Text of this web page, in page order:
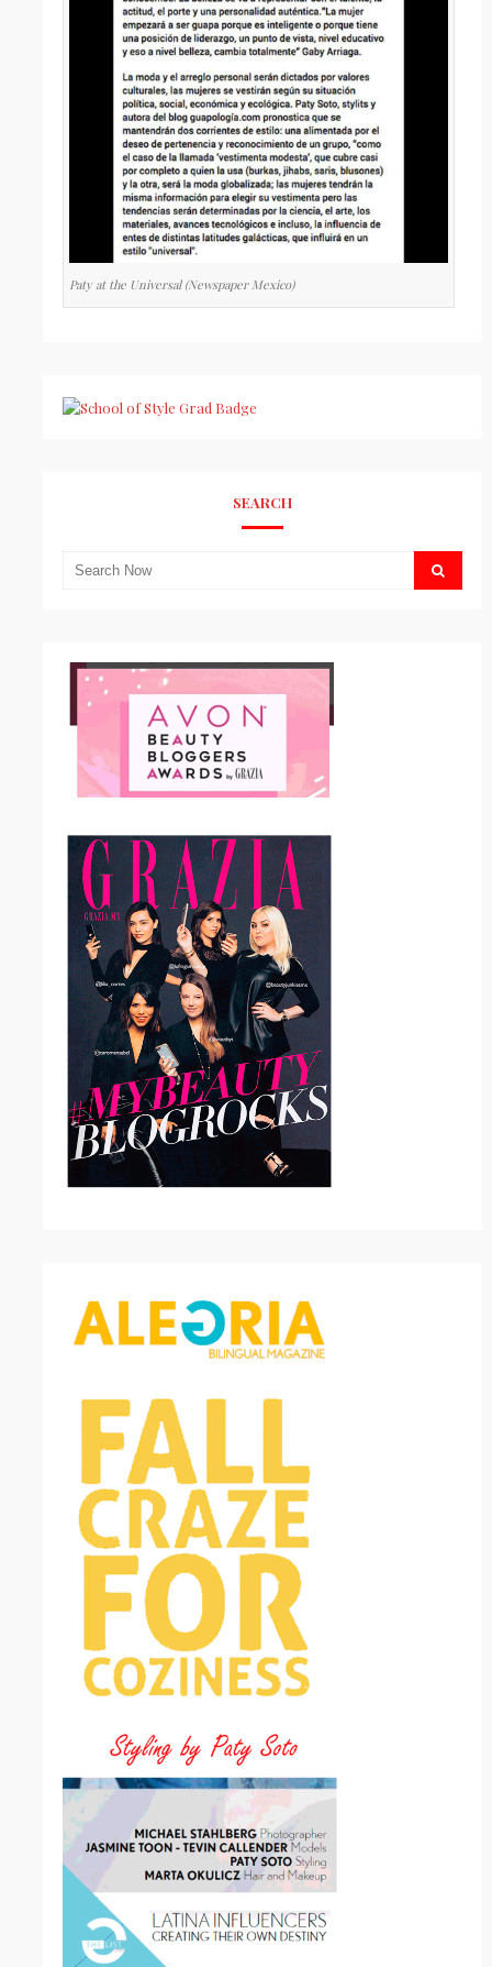
Paty at the Universal (Newspaper Mexico)
SEARCH